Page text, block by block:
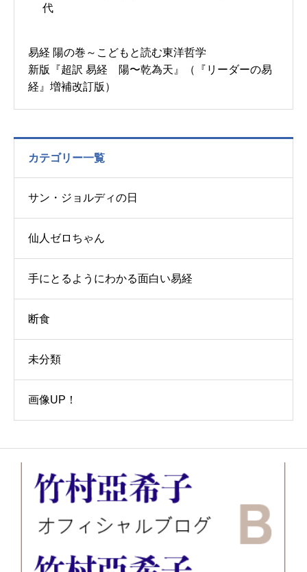
代
易経 陽の巻～こどもと読む東洋哲学
新版『超訳 易経 陽〜乾為天』（『リーダーの易
経』増補改訂版）
カテゴリー一覧
サン・ジョルディの日
仙人ゼロちゃん
手にとるようにわかる面白い易経
断食
未分類
画像UP！